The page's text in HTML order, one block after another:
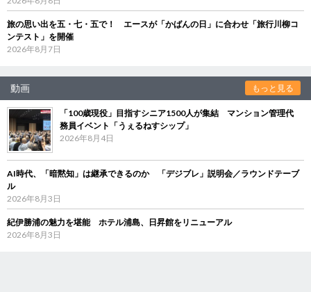
旅の思い出を五・七・五で！ エースが「かばんの日」に合わせ「旅行川柳コ
ンテスト」を開催
2026年8月7日
動画 もっと見る
「100歳現役」目指すシニア1500人が集結 マンション管理代
務員イベント「うぇるねすシップ」
2026年8月4日
AI時代、「暗黙知」は継承できるのか 「デジブレ」説明会／ラウンドテーブ
ル
2026年8月3日
紀伊勝浦の魅力を堪能 ホテル浦島、日昇館をリニューアル
2026年8月3日